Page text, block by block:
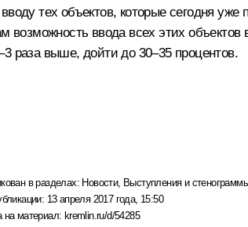
тех объектов, которые сегодня
ввода всех этих
раза выше, дойти до 30–35 процентов.
в разделах: Новости, Выступления и
13 апреля 2017 года, 15:50
на материал: kremlin.ru/d/54285